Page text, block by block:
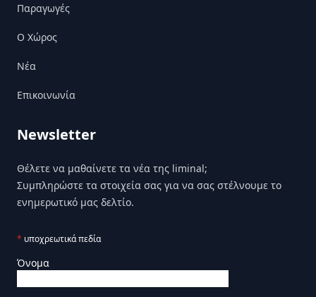
Παραγωγές
Ο Χώρος
Nέα
Επικοινωνία
Newsletter
Θέλετε να μαθαίνετε τα νέα της liminal;
Συμπληρώστε τα στοιχεία σας για να σας στέλνουμε το
ενημερωτικό μας δελτίο.
* υποχρεωτικά πεδία
Όνομα